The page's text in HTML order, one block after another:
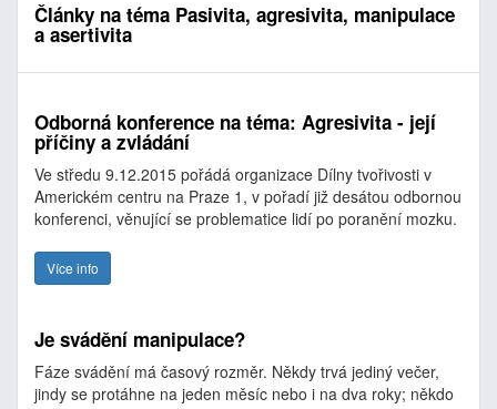
Články na téma Pasivita, agresivita, manipulace
a asertivita
Odborná konference na téma: Agresivita - její
příčiny a zvládání
Ve středu 9.12.2015 pořádá organizace Dílny tvořivosti v
Americkém centru na Praze 1, v pořadí již desátou odbornou
konferenci, věnující se problematice lidí po poranění mozku.
Více info
Je svádění manipulace?
Fáze svádění má časový rozměr. Někdy trvá jediný večer,
jindy se protáhne na jeden měsíc nebo i na dva roky; někdo